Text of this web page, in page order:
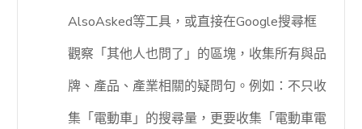
AlsoAsked等工具，或直接在Google搜尋框
觀察「其他人也問了」的區塊，收集所有與品
牌、產品、產業相關的疑問句。例如：不只收
集「電動車」的搜尋量，更要收集「電動車電